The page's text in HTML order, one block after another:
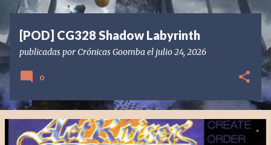
[POD] CG328 Shadow Labyrinth
publicadas porCrónicas Goombael julio 24, 2026
0